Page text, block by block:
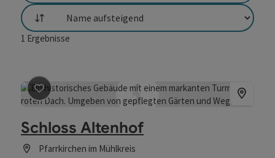
Sortierung
1 Ergebnisse
Beitrag merken : Schloss Altenhof
Schloss Altenhof
Pfarrkirchen im Mühlkreis